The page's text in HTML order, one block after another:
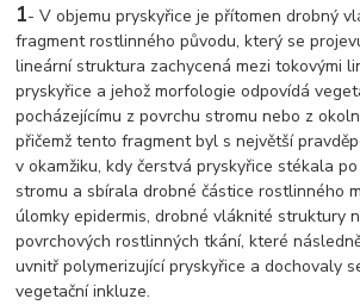
1-V objemu pryskyřice je přítomen drobný
fragment rostlinného původu, který se
lineární struktura zachycená mezi tokovými
pryskyřice a jehož morfologie odpovídá
pocházejícímu z povrchu stromu nebo z
přičemž tento fragment byl s největší
v okamžiku, kdy čerstvá pryskyřice stékala
stromu a sbírala drobné částice rostlinného
úlomky epidermis, drobné vláknité struktury
povrchových rostlinných tkání, které
uvnitř polymerizující pryskyřice a dochovaly
vegetační inkluze.